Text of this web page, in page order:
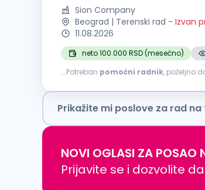
Sion Company
Beograd | Terenski rad - Izvan
11.08.2026
neto 100.000 RSD (mesečno)
...Potreban pomoćni radnik, poželjno
Prikažite mi poslove za rad na
NOVI OGLASI ZA POSAO
Prijavite se i dozvolite